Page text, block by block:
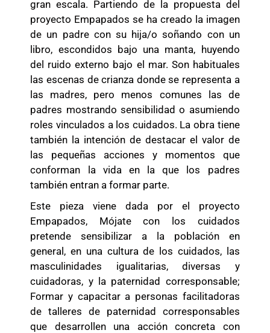
gran escala. Partiendo de la propuesta del
proyecto Empapados se ha creado la imagen
de un padre con su hija/o soñando con un
libro, escondidos bajo una manta, huyendo
del ruido externo bajo el mar. Son habituales
las escenas de crianza donde se representa a
las madres, pero menos comunes las de
padres mostrando sensibilidad o asumiendo
roles vinculados a los cuidados. La obra tiene
también la intención de destacar el valor de
las pequeñas acciones y momentos que
conforman la vida en la que los padres
también entran a formar parte.
Este pieza viene dada por el proyecto
Empapados, Mójate con los cuidados
pretende sensibilizar a la población en
general, en una cultura de los cuidados, las
masculinidades igualitarias, diversas y
cuidadoras, y la paternidad corresponsable;
Formar y capacitar a personas facilitadoras
de talleres de paternidad corresponsables
que desarrollen una acción concreta con